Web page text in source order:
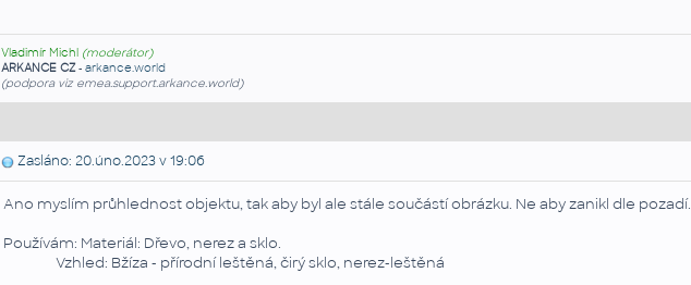
Vladimír Michl (moderátor)
ARKANCE CZ- arkance.world
(podpora viz emea.support.arkance.world)
Zasláno: 20.úno.2023 v 19:06
Ano myslím průhlednost objektu, tak aby byl ale stále součástí obrázku. Ne aby zanikl dle pozadí.
Používám: Materiál: Dřevo, nerez a sklo.
Vzhled: Bžíza - přírodní leštěná, čirý sklo, nerez-leštěná